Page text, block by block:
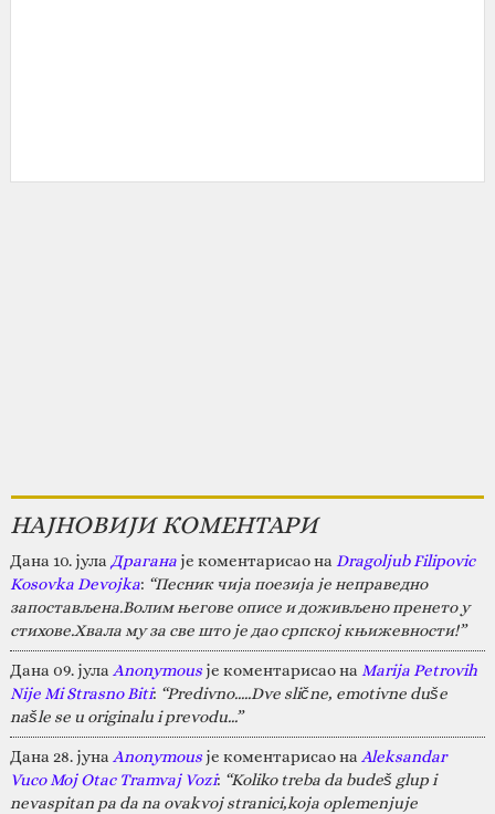
НАЈНОВИЈИ КОМЕНТАРИ
Дана 10. јула Драганаје коментарисао на Dragoljub Filipovic
Kosovka Devojka: “Песник чија поезија је неправедно
запостављена.Волим његове описе и доживљено пренето у
стихове.Хвала му за све што је дао српској књижевности!”
Дана 09. јула Anonymousје коментарисао на Marija Petrovih
Nije Mi Strasno Biti: “Predivno.....Dve slične, emotivne duše
našle se u originalu i prevodu...”
Дана 28. јуна Anonymousје коментарисао на Aleksandar
Vuco Moj Otac Tramvaj Vozi: “Koliko treba da budeš glup i
nevaspitan pa da na ovakvoj stranici,koja oplemenjuje